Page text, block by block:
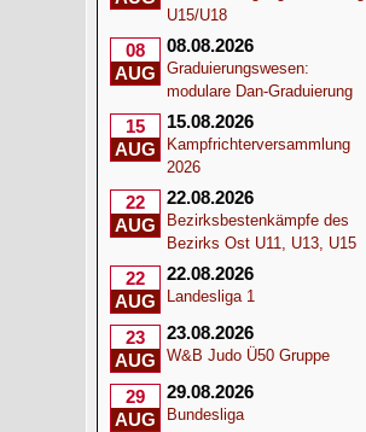
U15/U18
08
AUG
08.08.2026
Graduierungswesen:
modulare Dan-Graduierung
15
AUG
15.08.2026
Kampfrichterversammlung
2026
22
AUG
22.08.2026
Bezirksbestenkämpfe des
Bezirks Ost U11, U13, U15
22
AUG
22.08.2026
Landesliga 1
23
AUG
23.08.2026
W&B Judo Ü50 Gruppe
29
AUG
29.08.2026
Bundesliga